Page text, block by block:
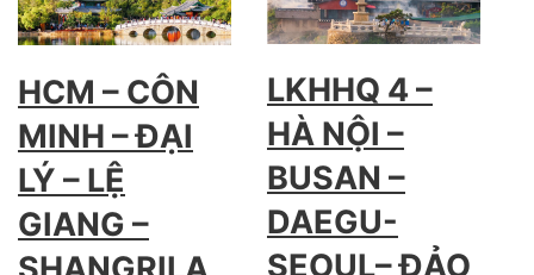
HCM – CÔN
MINH – ĐẠI
LÝ – LỆ
GIANG –
LKHHQ 4 –
HÀ NỘI –
BUSAN –
DAEGU-
SEOUL– ĐẢO